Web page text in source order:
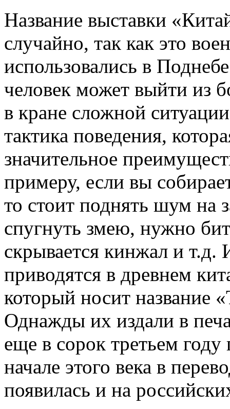
Название выставки
случайно, так как это
использовались в
человек может выйти из
в кране сложной
тактика поведения,
значительное
примеру, если вы
то стоит поднять шум на
спугнуть змею, нужно
скрывается кинжал и т.д.
приводятся в древнем
который носит название
Однажды их издали в
еще в сорок третьем
начале этого века в
появилась и на